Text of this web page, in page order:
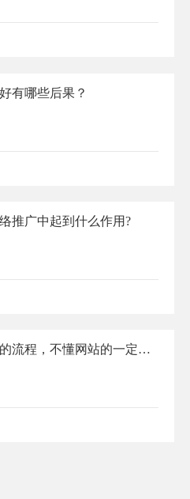
有哪些后果？
推广中起到什么作用?
企业网站建设的流程，不懂网站的一定要看！